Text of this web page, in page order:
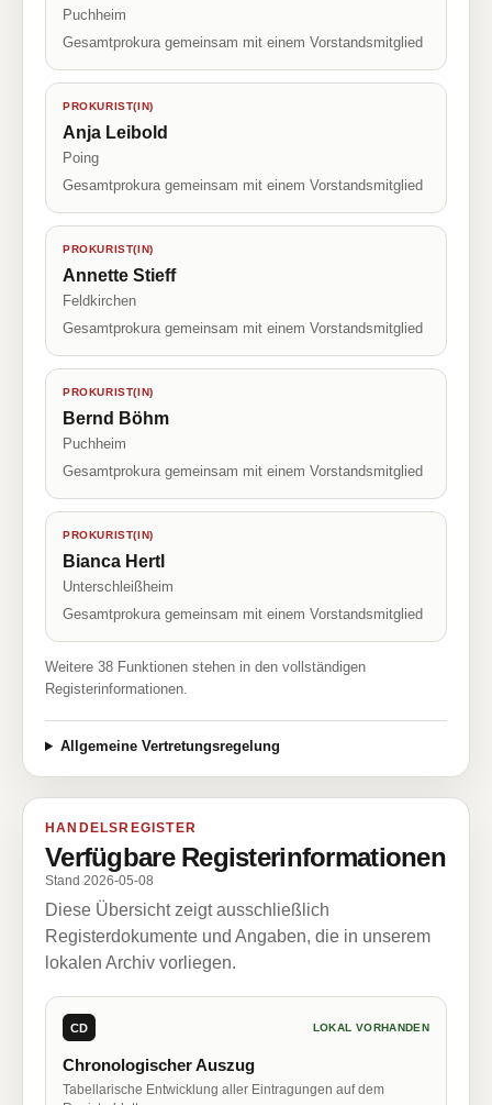
Puchheim
Gesamtprokura gemeinsam mit einem Vorstandsmitglied
PROKURIST(IN)
Anja Leibold
Poing
Gesamtprokura gemeinsam mit einem Vorstandsmitglied
PROKURIST(IN)
Annette Stieff
Feldkirchen
Gesamtprokura gemeinsam mit einem Vorstandsmitglied
PROKURIST(IN)
Bernd Böhm
Puchheim
Gesamtprokura gemeinsam mit einem Vorstandsmitglied
PROKURIST(IN)
Bianca Hertl
Unterschleißheim
Gesamtprokura gemeinsam mit einem Vorstandsmitglied
Weitere 38 Funktionen stehen in den vollständigen
Registerinformationen.
Allgemeine Vertretungsregelung
HANDELSREGISTER
Verfügbare Registerinformationen
Stand 2026-05-08
Diese Übersicht zeigt ausschließlich
Registerdokumente und Angaben, die in unserem
lokalen Archiv vorliegen.
CD LOKAL VORHANDEN
Chronologischer Auszug
Tabellarische Entwicklung aller Eintragungen auf dem